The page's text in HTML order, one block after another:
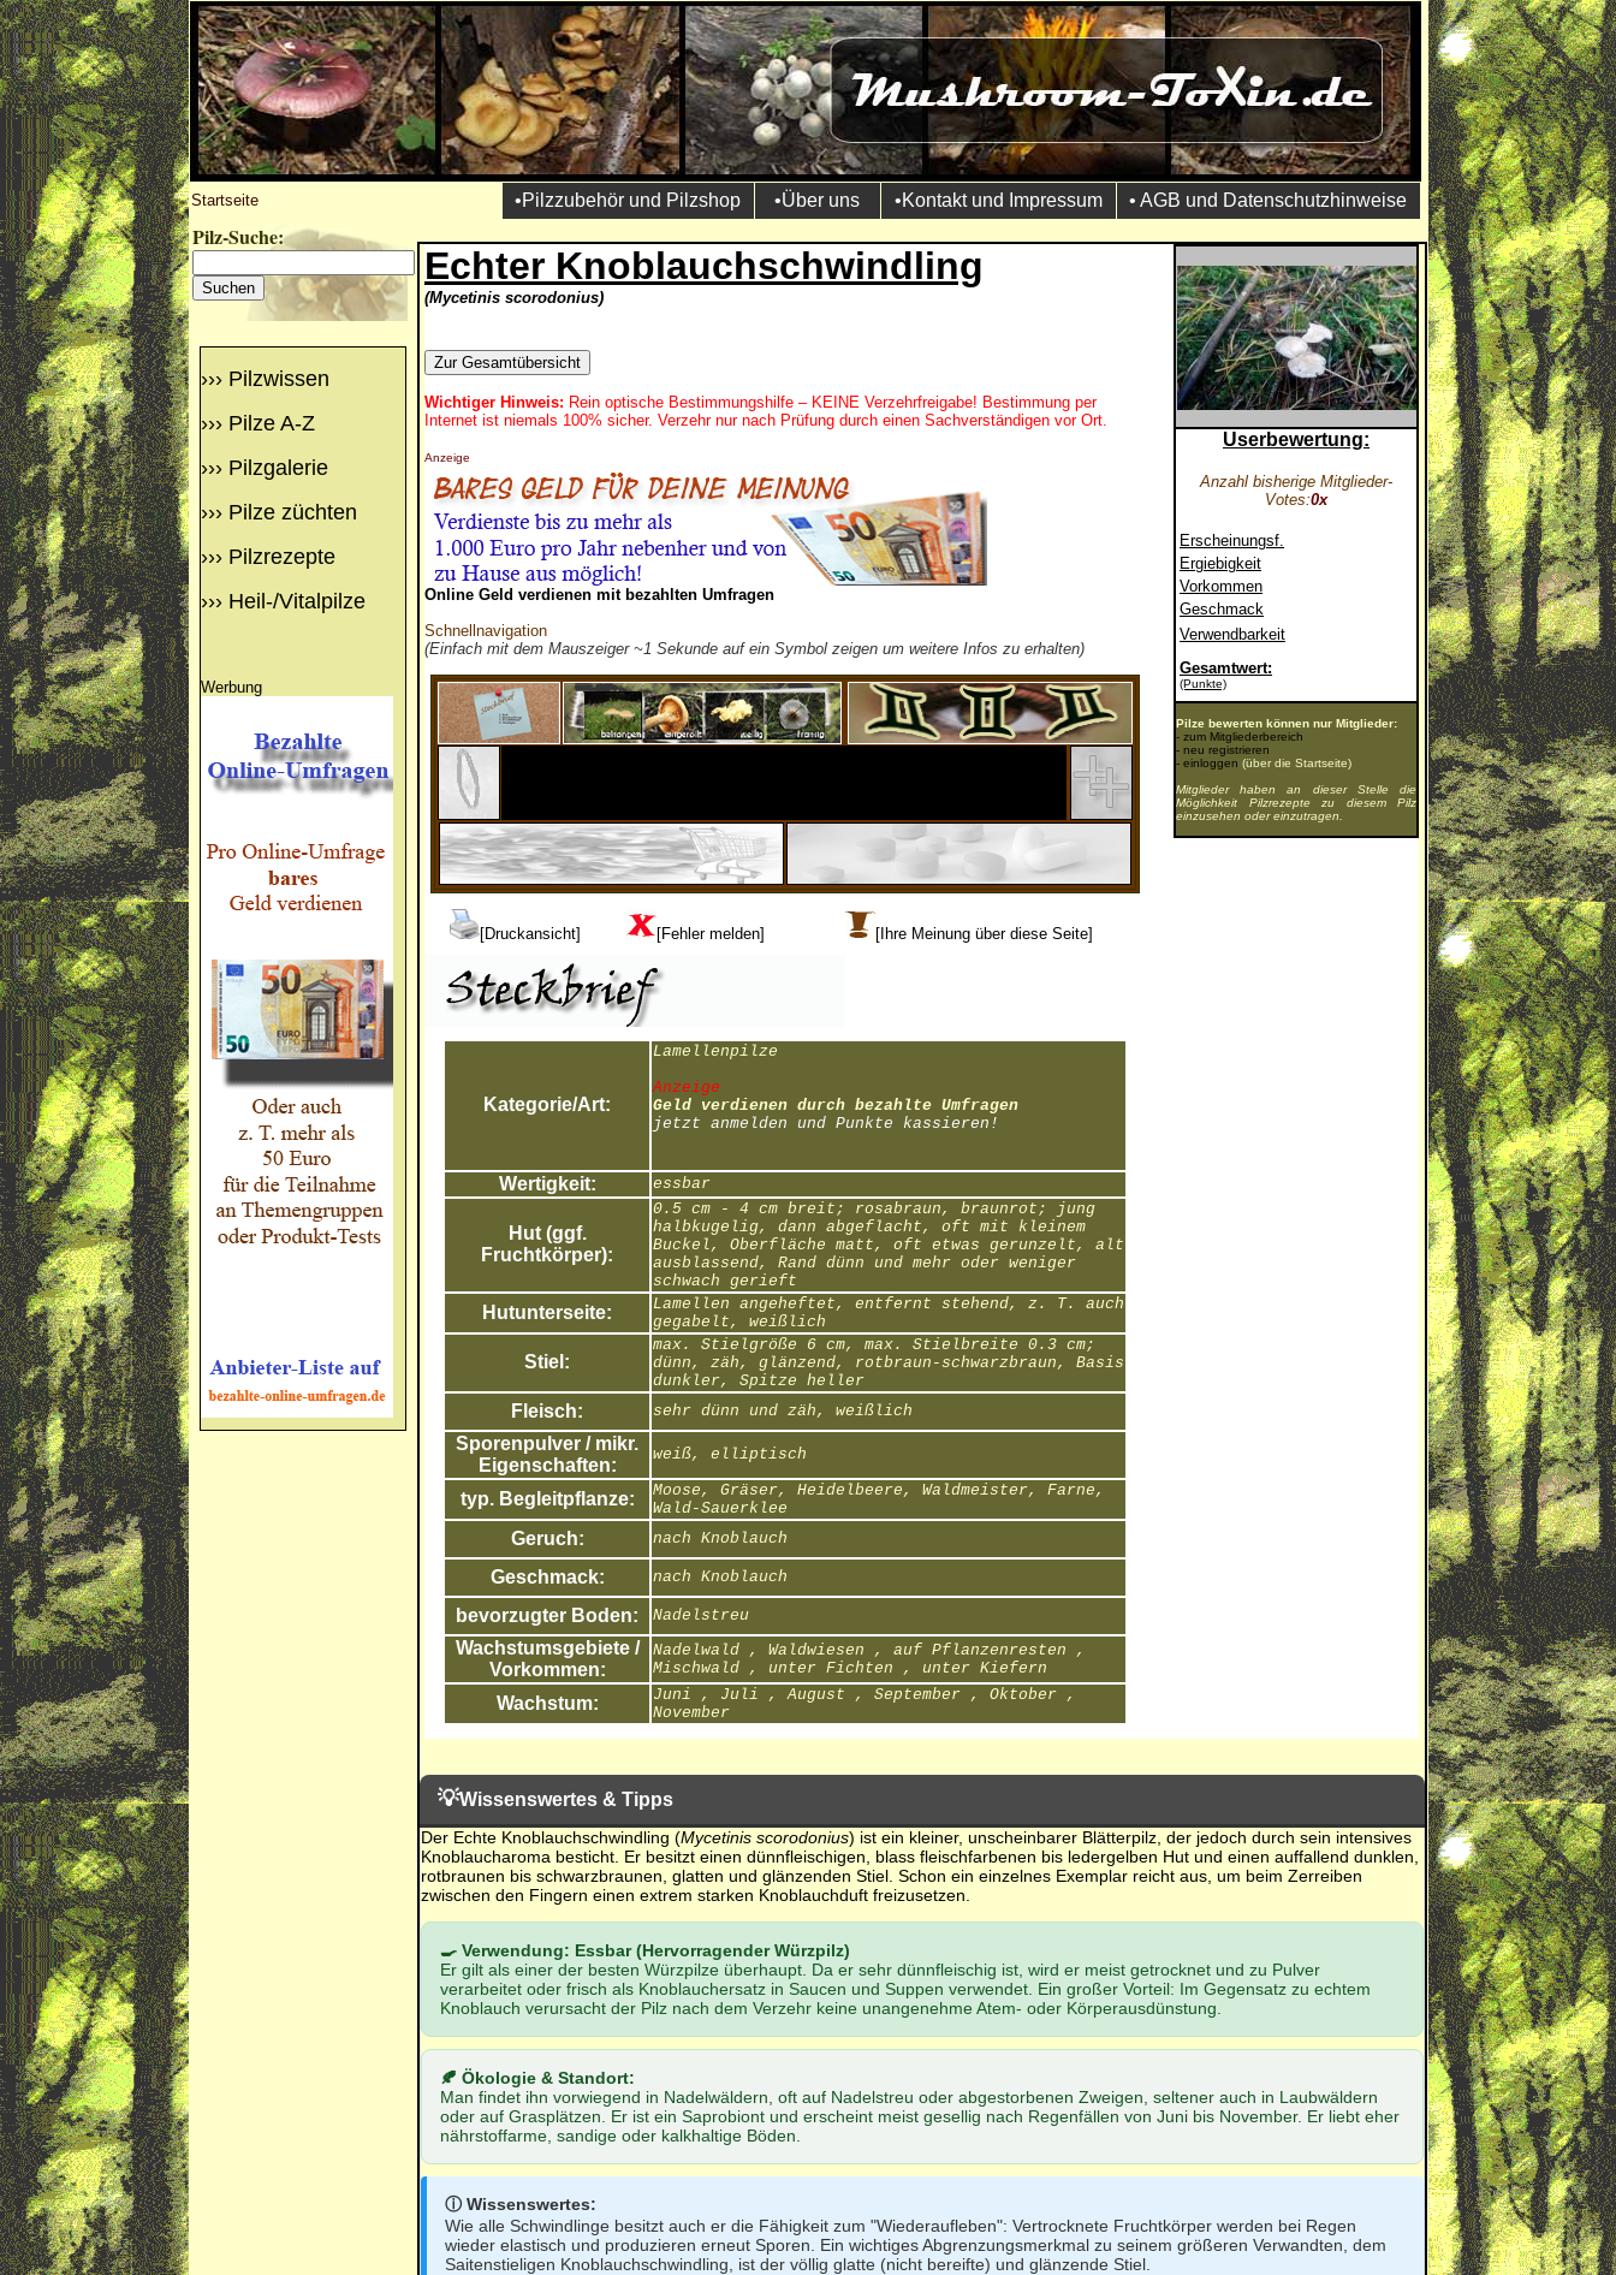
Startseite •Pilzzubehör und Pilzshop •Über uns •Kontakt und Impressum • AGB und Datenschutzhinweise
Pilz-Suche:
››› Pilzwissen
››› Pilze A-Z
››› Pilzgalerie
››› Pilze züchten
››› Pilzrezepte
››› Heil-/Vitalpilze
Werbung
Echter Knoblauchschwindling
(Mycetinis scorodonius)
Wichtiger Hinweis: Rein optische Bestimmungshilfe – KEINE Verzehrfreigabe! Bestimmung per
Internet ist niemals 100% sicher. Verzehr nur nach Prüfung durch einen Sachverständigen vor Ort.
Anzeige
Online Geld verdienen mit bezahlten Umfragen
Schnellnavigation
(Einfach mit dem Mauszeiger ~1 Sekunde auf ein Symbol zeigen um weitere Infos zu erhalten)
[Druckansicht] [Fehler melden] [Ihre Meinung über diese Seite]
Kategorie/Art:
Lamellenpilze
Anzeige
Geld verdienen durch bezahlte Umfragen
jetzt anmelden und Punkte kassieren!
Wertigkeit: essbar
Hut (ggf.
Fruchtkörper):
0.5 cm - 4 cm breit; rosabraun, braunrot; jung
halbkugelig, dann abgeflacht, oft mit kleinem
Buckel, Oberfläche matt, oft etwas gerunzelt, alt
ausblassend, Rand dünn und mehr oder weniger
schwach gerieft
Hutunterseite:
Lamellen angeheftet, entfernt stehend, z. T. auch
gegabelt, weißlich
Stiel:
max. Stielgröße 6 cm, max. Stielbreite 0.3 cm;
dünn, zäh, glänzend, rotbraun-schwarzbraun, Basis
dunkler, Spitze heller
Fleisch: sehr dünn und zäh, weißlich
Sporenpulver / mikr.
Eigenschaften:
weiß, elliptisch
typ. Begleitpflanze:
Moose, Gräser, Heidelbeere, Waldmeister, Farne,
Wald-Sauerklee
Geruch: nach Knoblauch
Geschmack: nach Knoblauch
bevorzugter Boden: Nadelstreu
Wachstumsgebiete /
Vorkommen:
Nadelwald , Waldwiesen , auf Pflanzenresten ,
Mischwald , unter Fichten , unter Kiefern
Wachstum:
Juni , Juli , August , September , Oktober ,
November
Userbewertung:
Anzahl bisherige Mitglieder-
Votes:0x
Erscheinungsf.
Ergiebigkeit
Vorkommen
Geschmack
Verwendbarkeit
Gesamtwert:
(Punkte)
Pilze bewerten können nur Mitglieder:
- zum Mitgliederbereich
- neu registrieren
- einloggen (über die Startseite)
Mitglieder haben an dieser Stelle die
Möglichkeit Pilzrezepte zu diesem Pilz
einzusehen oder einzutragen.
💡Wissenswertes & Tipps
Der Echte Knoblauchschwindling (Mycetinis scorodonius) ist ein kleiner, unscheinbarer Blätterpilz, der jedoch durch sein intensives
Knoblaucharoma besticht. Er besitzt einen dünnfleischigen, blass fleischfarbenen bis ledergelben Hut und einen auffallend dunklen,
rotbraunen bis schwarzbraunen, glatten und glänzenden Stiel. Schon ein einzelnes Exemplar reicht aus, um beim Zerreiben
zwischen den Fingern einen extrem starken Knoblauchduft freizusetzen.
🍳 Verwendung: Essbar (Hervorragender Würzpilz)
Er gilt als einer der besten Würzpilze überhaupt. Da er sehr dünnfleischig ist, wird er meist getrocknet und zu Pulver
verarbeitet oder frisch als Knoblauchersatz in Saucen und Suppen verwendet. Ein großer Vorteil: Im Gegensatz zu echtem
Knoblauch verursacht der Pilz nach dem Verzehr keine unangenehme Atem- oder Körperausdünstung.
🍂 Ökologie & Standort:
Man findet ihn vorwiegend in Nadelwäldern, oft auf Nadelstreu oder abgestorbenen Zweigen, seltener auch in Laubwäldern
oder auf Grasplätzen. Er ist ein Saprobiont und erscheint meist gesellig nach Regenfällen von Juni bis November. Er liebt eher
nährstoffarme, sandige oder kalkhaltige Böden.
ⓘ Wissenswertes:
Wie alle Schwindlinge besitzt auch er die Fähigkeit zum "Wiederaufleben": Vertrocknete Fruchtkörper werden bei Regen
wieder elastisch und produzieren erneut Sporen. Ein wichtiges Abgrenzungsmerkmal zu seinem größeren Verwandten, dem
Saitenstieligen Knoblauchschwindling, ist der völlig glatte (nicht bereifte) und glänzende Stiel.